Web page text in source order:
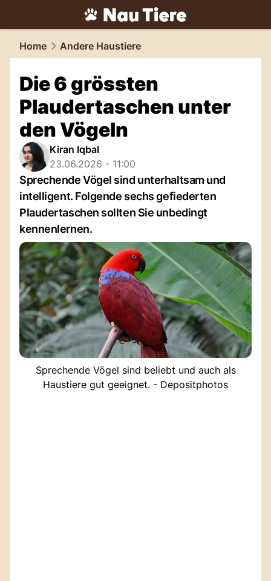
tiere.NAU.ch
Home Andere Haustiere
Die 6 grössten
Plaudertaschen unter
den Vögeln
Kiran Iqbal
23.06.2026 - 11:00
Sprechende Vögel sind unterhaltsam und
intelligent. Folgende sechs gefiederten
Plaudertaschen sollten Sie unbedingt
kennenlernen.
Sprechende Vögel sind beliebt und auch als
Haustiere gut geeignet. - Depositphotos